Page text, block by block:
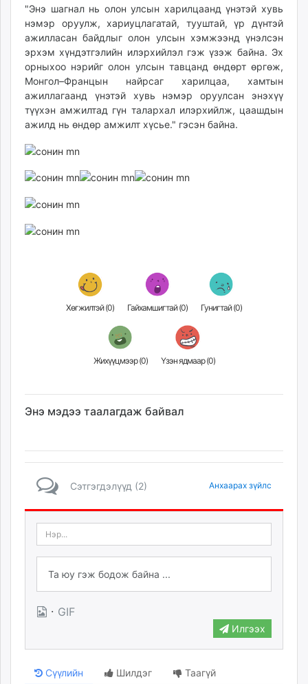
unuudur.mn
isee.mn
mglradio.com
fact.mn
tumen.mn
times.mn
tvmongolia.mn
unegui.mn
assa.mn
"Энэ шагнал нь олон улсын харилцаанд үнэтэй хувь
нэмэр оруулж, хариуцлагатай, тууштай, үр дүнтэй
ажилласан байдлыг олон улсын хэмжээнд үнэлсэн
эрхэм хүндэтгэлийн илэрхийлэл гэж үзэж байна. Эх
орныхоо нэрийг олон улсын тавцанд өндөрт өргөж,
Монгол–Францын найрсаг харилцаа, хамтын
ажиллагаанд үнэтэй хувь нэмэр оруулсан энэхүү
түүхэн амжилтад гүн талархал илэрхийлж, цаашдын
ажилд нь өндөр амжилт хүсье." гэсэн байна.
Хөгжилтэй (0) Гайхамшигтай (0) Гунигтай (0)
Жихүүцмээр (0) Үзэн ядмаар (0)
Энэ мэдээ таалагдаж байвал
Сэтгэгдэлүүд (2) Анхаарах зүйлс
· GIF
Илгээх
Сүүлийн Шилдэг Таагүй